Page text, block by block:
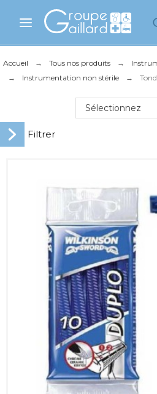
Accueil Tous nos produits
Instrumentation non stérile
Sélectionnez